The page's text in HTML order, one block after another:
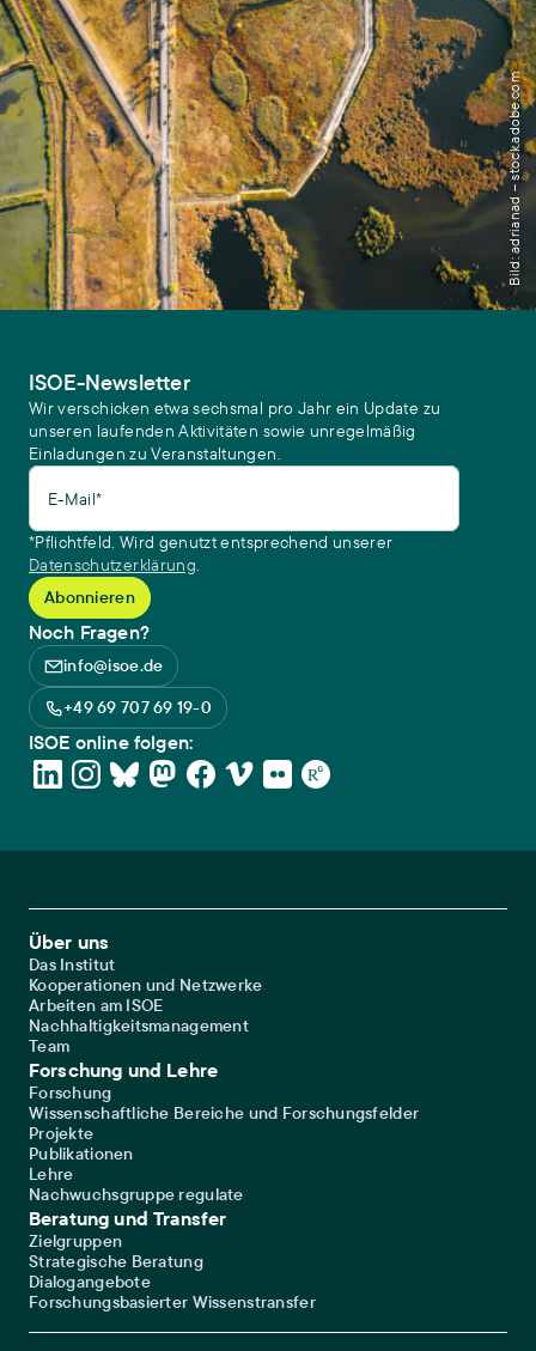
Bild: adrianad – stock.adobe.com
ISOE-Newsletter
Wir verschicken etwa sechsmal pro Jahr ein Update zu
unseren laufenden Aktivitäten sowie unregelmäßig
Einladungen zu Veranstaltungen.
E-Mail*
*Pflichtfeld. Wird genutzt entsprechend unserer
Datenschutzerklärung.
Noch Fragen?
info@isoe.de
+49 69 707 69 19-0
ISOE online folgen:
Footer Main Navigation
Über uns
Das Institut
Kooperationen und Netzwerke
Arbeiten am ISOE
Nachhaltigkeitsmanagement
Team
Forschung und Lehre
Forschung
Wissenschaftliche Bereiche und Forschungsfelder
Projekte
Publikationen
Lehre
Nachwuchsgruppe regulate
Beratung und Transfer
Zielgruppen
Strategische Beratung
Dialogangebote
Forschungsbasierter Wissenstransfer